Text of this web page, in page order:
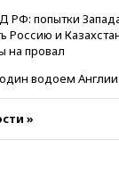
РФ: попытки
Россию и
на провал
водоем Англии
США сами
»